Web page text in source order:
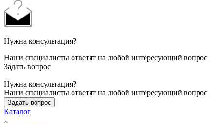
Нужна консультация?
Наши специалисты ответят на любой интересующий вопрос
Задать вопрос
Нужна консультация?
Наши специалисты ответят на любой интересующий вопрос
Задать вопрос
Каталог